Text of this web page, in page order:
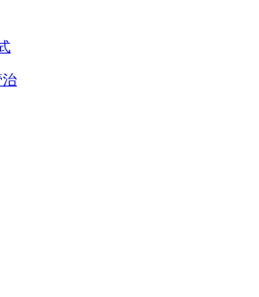
治